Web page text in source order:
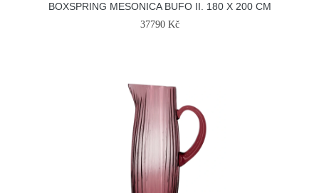
BOXSPRING MESONICA BUFO II. 180 X 200 CM
37790 Kč